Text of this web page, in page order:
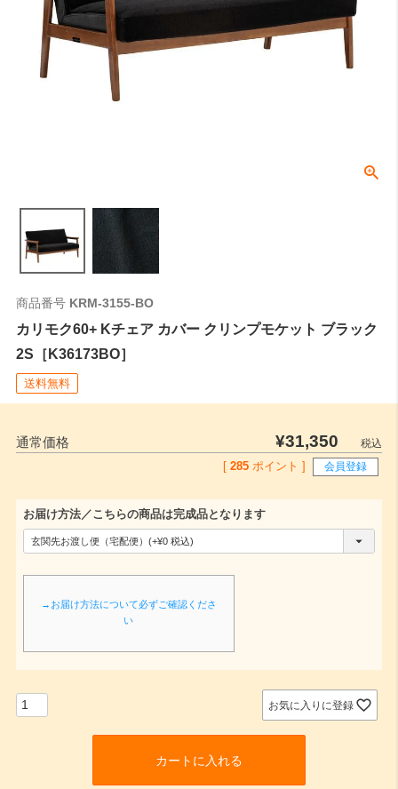
商品番号 KRM-3155-BO
カリモク60+ Kチェア カバー クリンプモケット ブラック
2S［K36173BO］
送料無料
通常価格 ¥31,350
税込
285 ポイント ] 会員登録
お届け方法／こちらの商品は完成品となります
→お届け方法について必ずご確認くださ
い
お気に入りに登録
カートに入れる